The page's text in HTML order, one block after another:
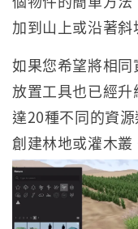
加到山上或沿著斜
如果您希望將相
放置工具也已經
達20種不同的資
創建林地或灌木叢